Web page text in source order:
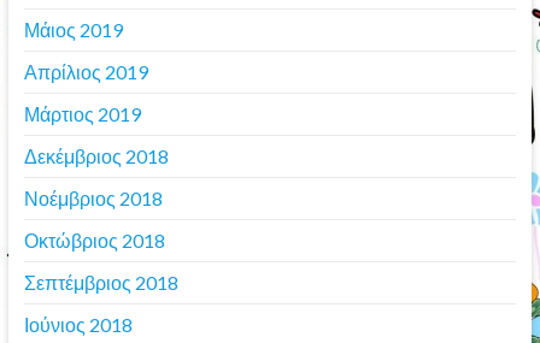
Μάιος 2019
Απρίλιος 2019
Μάρτιος 2019
Δεκέμβριος 2018
Νοέμβριος 2018
Οκτώβριος 2018
Σεπτέμβριος 2018
Ιούνιος 2018